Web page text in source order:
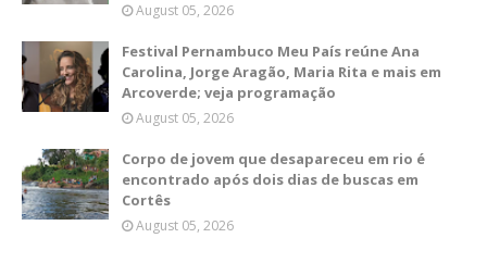
August 05, 2026
Festival Pernambuco Meu País reúne Ana
Carolina, Jorge Aragão, Maria Rita e mais em
Arcoverde; veja programação
August 05, 2026
Corpo de jovem que desapareceu em rio é
encontrado após dois dias de buscas em
Cortês
August 05, 2026